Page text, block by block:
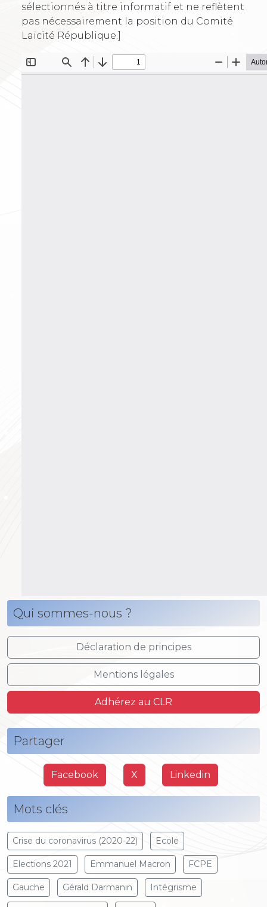
sélectionnés à titre informatif et ne reflètent
pas nécessairement la position du Comité
Laïcité République.]
Qui sommes-nous ?
Déclaration de principes
Mentions légales
Adhérez au CLR
Partager
Facebook X Linkedin
Mots clés
Crise du coronavirus (2020-22) Ecole
Elections 2021 Emmanuel Macron FCPE
Gauche Gérald Darmanin Intégrisme